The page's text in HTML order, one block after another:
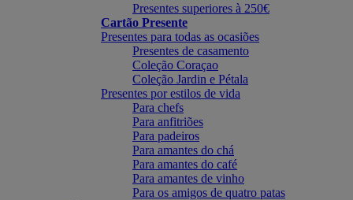
Presentes superiores à 250€
Cartão Presente
Presentes para todas as ocasiões
Presentes de casamento
Coleção Coraçao
Coleção Jardin e Pétala
Presentes por estilos de vida
Para chefs
Para anfitriões
Para padeiros
Para amantes do chá
Para amantes do café
Para amantes de vinho
Para os amigos de quatro patas